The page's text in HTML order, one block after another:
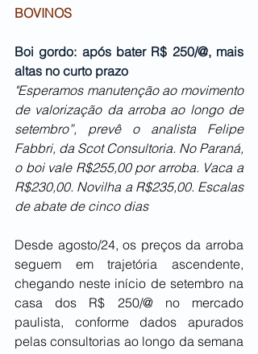
BOVINOS
Boi gordo: após bater R$ 250/@, mais
altas no curto prazo
"Esperamos manutenção ao movimento
de valorização da arroba ao longo de
setembro”, prevê o analista Felipe
Fabbri, da Scot Consultoria. No Paraná,
o boi vale R$255,00 por arroba. Vaca a
R$230,00. Novilha a R$235,00. Escalas
de abate de cinco dias
Desde agosto/24, os preços da arroba
seguem em trajetória ascendente,
chegando neste início de setembro na
casa dos R$ 250/@ no mercado
paulista, conforme dados apurados
pelas consultorias ao longo da semana